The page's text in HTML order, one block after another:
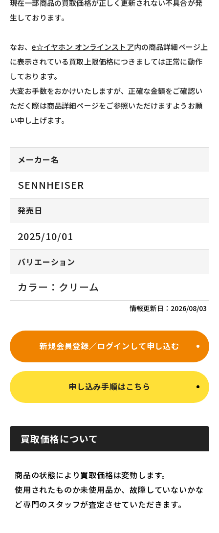
現在一部商品の買取価格が正しく更新されない不具合が発
生しております。
なお、e☆イヤホン オンラインストア内の商品詳細ページ上
に表示されている買取上限価格につきましては正常に動作
しております。
大変お手数をおかけいたしますが、正確な金額をご確認い
ただく際は商品詳細ページをご参照いただけますようお願
い申し上げます。
メーカー名
SENNHEISER
発売日
2025/10/01
バリエーション
カラー：クリーム
情報更新日： 2026/08/03
新規会員登録／ログインして申し込む
申し込み手順はこちら
買取価格について
商品の状態により買取価格は変動します。
使用されたものか未使用品か、故障していないかな
ど専門のスタッフが査定させていただきます。